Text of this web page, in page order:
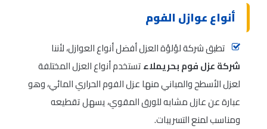
أنواع عوازل الفوم
تطبق شركة لؤلؤة العزل أفضل أنواع العوازل، لأننا
شركة عزل فوم بحريملاءتستخدم أنواع العزل المختلفة
لعزل الأسطح والمباني منها عزل الفوم الحراري المائي، وهو
عبارة عن عازل مشابه للورق المقوي، يسهل تقطيعه
ومناسب لمنع التسريبات.